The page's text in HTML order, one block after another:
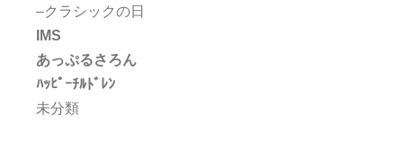
–クラシックの日
IMS
あっぷるさろん
ﾊｯﾋﾟｰﾁﾙﾄﾞﾚﾝ
未分類